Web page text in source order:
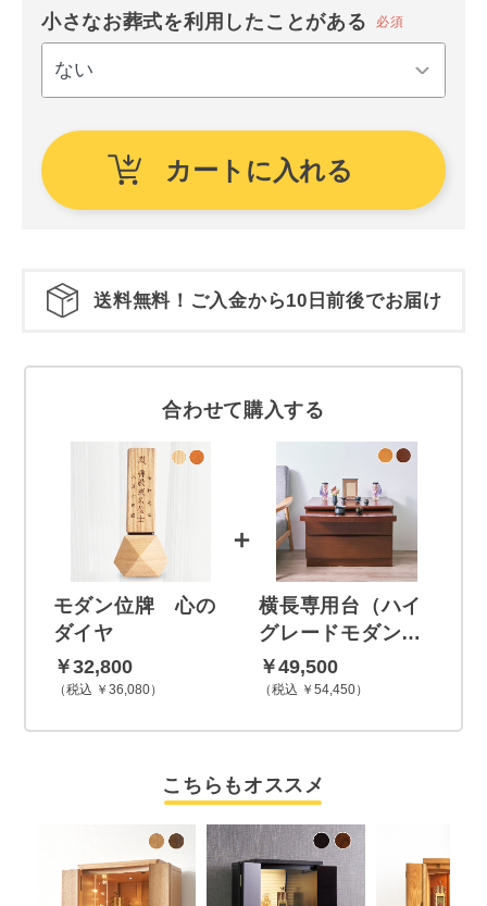
小さなお葬式を利用したことがある 必須
カートに入れる
送料無料！ご入金から10日前後でお届け
合わせて購入する
モダン位牌 心の
ダイヤ
￥32,800
税込 ￥36,080
＋
横長専用台（ハイ
グレードモダン…
￥49,500
税込 ￥54,450
こちらもオススメ